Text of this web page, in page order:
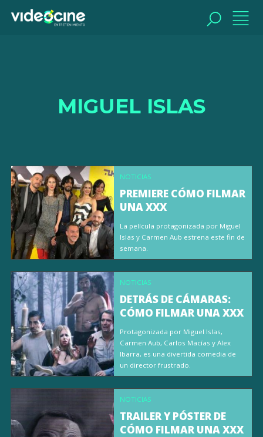
MIGUEL ISLAS
NOTICIAS
PREMIERE CÓMO FILMAR
UNA XXX
La película protagonizada por Miguel
Islas y Carmen Aub estrena este fin de
semana.
NOTICIAS
DETRÁS DE CÁMARAS:
CÓMO FILMAR UNA XXX
Protagonizada por Miguel Islas,
Carmen Aub, Carlos Macías y Alex
Ibarra, es una divertida comedia de
un director frustrado.
NOTICIAS
TRAILER Y PÓSTER DE
CÓMO FILMAR UNA XXX